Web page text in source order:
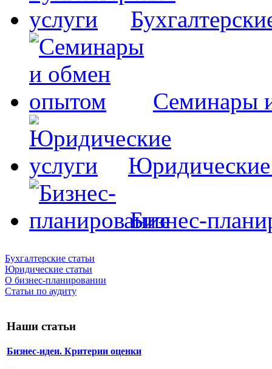
Семинары
Юридические
Бизнес-
Бухгалтерские статьи
Юридические статьи
О бизнес-планировании
Статьи по аудиту
Наши статьи
Бизнес-идеи. Критерии оценки